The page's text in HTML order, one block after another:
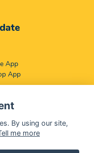
App
App
By using our site,
me more